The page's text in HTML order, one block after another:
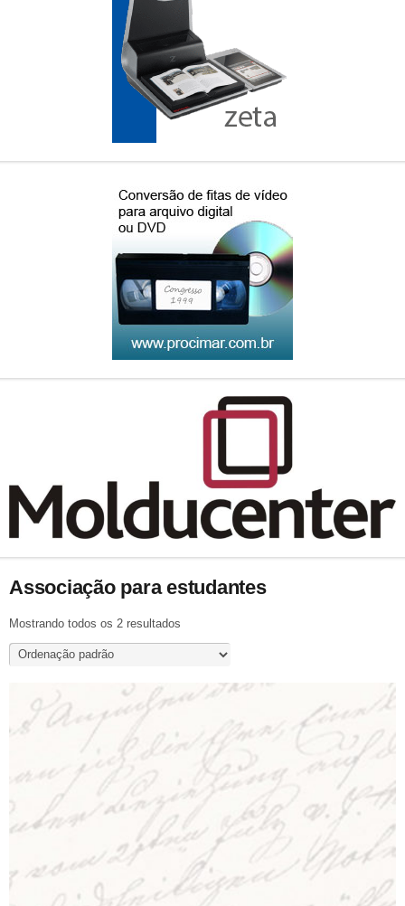
Associação para estudantes
Mostrando todos os 2 resultados